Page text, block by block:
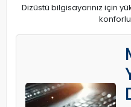
Dizüstü bilgisayarınız için